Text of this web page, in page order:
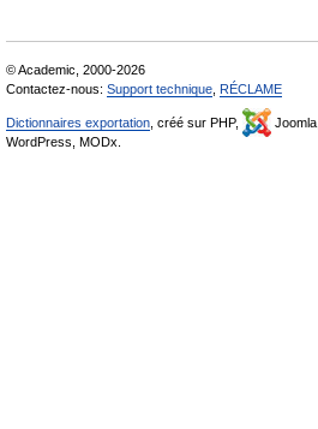
© Academic, 2000-2026
Contactez-nous: Support technique RÉCLAME
Dictionnaires exportation , créé sur PHP, Joomla,
WordPress, MODx.